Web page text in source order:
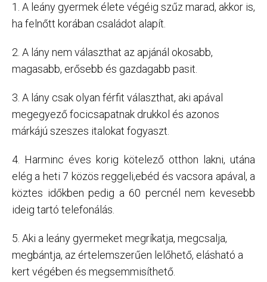
1. A leány gyermek élete végéig szűz marad, akkor is,
ha felnőtt korában családot alapít.
2. A lány nem választhat az apjánál okosabb,
magasabb, erősebb és gazdagabb pasit.
3. A lány csak olyan férfit választhat, aki apával
megegyező focicsapatnak drukkol és azonos
márkájú szeszes italokat fogyaszt.
4. Harminc éves korig kötelező otthon lakni, utána
elég a heti 7 közös reggeli,ebéd és vacsora apával, a
köztes időkben pedig a 60 percnél nem kevesebb
ideig tartó telefonálás.
5. Aki a leány gyermeket megríkatja, megcsalja,
megbántja, az értelemszerűen lelőhető, elásható a
kert végében és megsemmisíthető.